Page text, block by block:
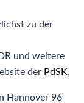
zu der
und weitere
der PdSK.
Hannover 96